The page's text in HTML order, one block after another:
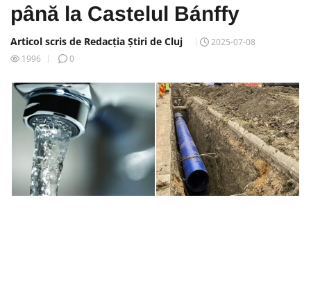
până la Castelul Bánffy
Articol scris de Redacția Știri de Cluj
2025-07-08
1996
0